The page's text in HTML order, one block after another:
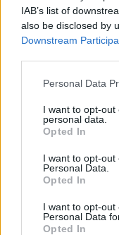
IAB’s list of
also be disclosed by
Downstream
Please note that this
not limited to your
grant or deny
use your data for
consent section.
Personal Data
I want to opt-
personal data.
Opted In
I want to opt-out
Personal Data.
Opted In
I want to opt-
Personal Data
Opted In
υποσχέθηκε
της ακροδεξιάς.